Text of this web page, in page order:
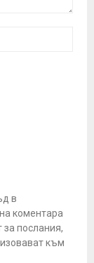
в
коментара
за послания,
към